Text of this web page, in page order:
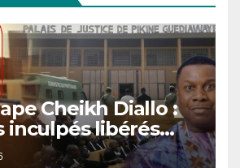
Cheikh Diallo :
inculpés libérés
non-lieu partiel